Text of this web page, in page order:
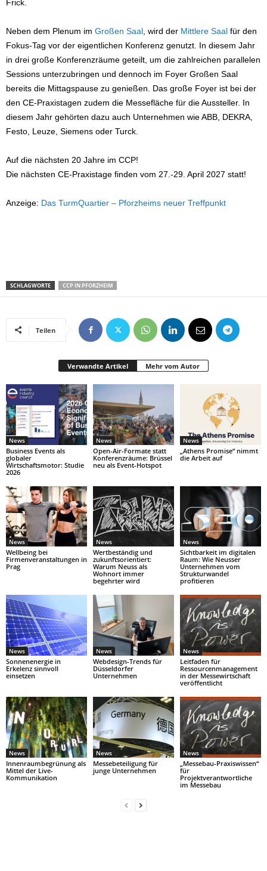
Frick.
Neben dem Plenum im Großen Saal , wird der Mittlere Saal für den
Fokus-Tag vor der eigentlichen Konferenz genutzt. In diesem Jahr
in drei große Konferenzräume geteilt, um die zahlreichen parallelen
Sessions unterzubringen und dennoch im Foyer Großen Saal
bereits die Mittagspause zu genießen. Das große Foyer ist bei der
den CE-Praxistagen zudem die Messefläche für die Aussteller. In
diesem Jahr gehörten dazu auch Unternehmen wie ABB, DEKRA,
Festo, Leuze, Siemens oder Turck.
Auf die nächsten 20 Jahre im CCP!
Die nächsten CE-Praxistage finden vom 27.-29. April 2027 statt!
Anzeige: Das TurmQuartier – Pforzheims neuer Treffpunkt
SCHLAGWORTE CCP IN PFORZHEIM
Teilen
Verwandte Artikel Mehr vom Autor
News
Business Events als
globaler
Wirtschaftsmotor: Studie
2026
News
Open-Air-Formate statt
Konferenzräume: Brüssel
neu als Event-Hotspot
News
„Athens Promise“ nimmt
die Arbeit auf
News
Wellbeing bei
Firmenveranstaltungen in
Prag
News
Wertbeständig und
zukunftsorientiert:
Warum Neuss als
Wohnort immer
begehrter wird
News
Sichtbarkeit im digitalen
Raum: Wie Neusser
Unternehmen vom
Strukturwandel
profitieren
News
Sonnenenergie in
Erkelenz sinnvoll
einsetzen
News
Webdesign-Trends für
Düsseldorfer
Unternehmen
News
Leitfaden für
Ressourcenmanagement
in der Messewirtschaft
veröffentlicht
News
Innenraumbegrünung als
Mittel der Live-
Kommunikation
News
Messebeteiligung für
junge Unternehmen
News
„Messebau-Praxiswissen“
für
Projektverantwortliche
im Messebau